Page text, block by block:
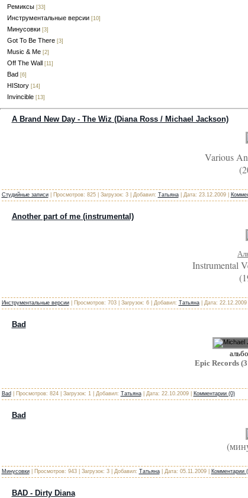
Ремиксы [33]
Инструментальные версии [10]
Минусовки [3]
Got To Be There [3]
Music & Me [2]
Off The Wall [11]
Bad [6]
HIStory [14]
Invincible [13]
A Brand New Day - The Wiz (Diana Ross / Michael Jackson)
Various
Студийные записи| Просмотров: 825 | Загрузок: 3 | Добавил: Татьяна| Дата: 23.12.2009|
Another part of me (instrumental)
Instrumental
Инструментальные версии| Просмотров: 703 | Загрузок: 6 | Добавил: Татьяна| Дата: 22.12.2009|
Bad
Epic Records
Bad | Просмотров: 824 | Загрузок: 1 | Добавил: Татьяна| Дата: 22.10.2009| Комментарии (0)
Bad
Минусовки| Просмотров: 943 | Загрузок: 3 | Добавил: Татьяна| Дата: 05.11.2009| Комментарии
BAD - Dirty Diana